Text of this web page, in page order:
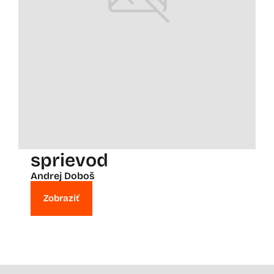
sprievod
Andrej Doboš
Zobraziť